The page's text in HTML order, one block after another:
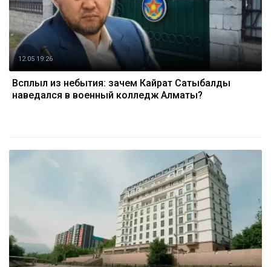
12.05 19:26
Всплыл из небытия: зачем Кайрат Сатыбалды
наведался в военный колледж Алматы?